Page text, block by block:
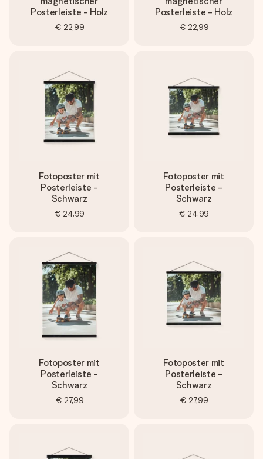
Posterleiste - Holz
€ 22,99
Posterleiste - Holz
€ 22,99
Fotoposter mit
Posterleiste -
Schwarz
€ 24,99
Fotoposter mit
Posterleiste -
Schwarz
€ 24,99
Fotoposter mit
Posterleiste -
Schwarz
€ 27,99
Fotoposter mit
Posterleiste -
Schwarz
€ 27,99